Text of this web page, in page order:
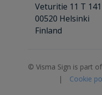
Veturitie 11 T 141
00520 Helsinki
Finland
© Visma Sign is part
|
Cookie